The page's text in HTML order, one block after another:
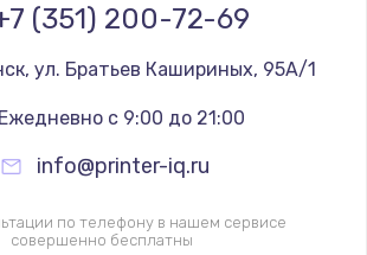
(351) 200-72-69
, ул. Братьев Кашириных, 95А/1
Ежедневно с 9:00 до 21:00
info@printer-iq.ru
по телефону в нашем сервисе
совершенно бесплатны